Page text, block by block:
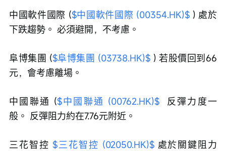
中國軟件國際 ($中國軟件國際 (00354.HK)$ ) 處於
下跌趨勢。 必須避開，不考慮。
阜博集團 ($阜博集團 (03738.HK)$ ) 若股價回到66
元，會考慮離場。
中國聯通 ($中國聯通 (00762.HK)$
  反彈力度一
般。 反彈阻力約在7.76元附近。
三花智控 $三花智控 (02050.HK)$ 處於關鍵阻力